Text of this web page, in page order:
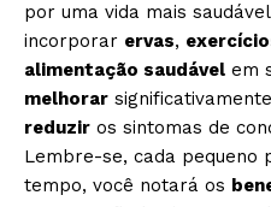
por uma vida mais
incorporar ervas,
alimentação saudável em
melhorar
reduzir os sintomas de
Lembre-se, cada pequeno
tempo, você notará os